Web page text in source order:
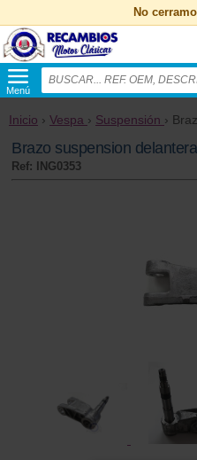
No
Menú
Inicio › Vespa › Suspensión ›
Brazo suspension
Ref: ING0353